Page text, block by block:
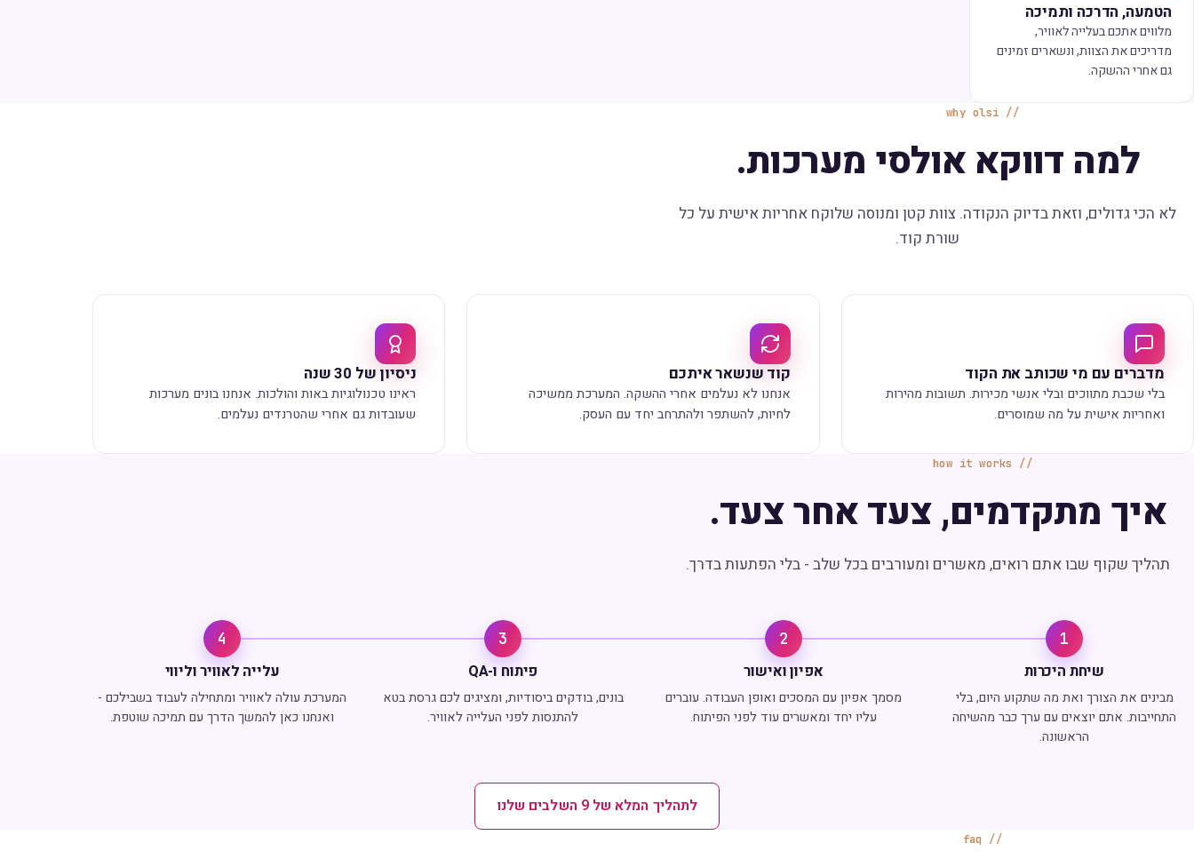
הטמעה, הדרכה ותמיכה
מלווים אתכם בעלייה לאוויר,
מדריכים את הצוות, ונשארים זמינים
גם אחרי ההשקה.
why olsi
למה דווקא אולסי מערכות.
לא הכי גדולים, וזאת בדיוק הנקודה. צוות קטן ומנוסה שלוקח אחריות אישית על כל
שורת קוד.
מדברים עם מי שכותב את הקוד
בלי שכבת מתווכים ובלי אנשי מכירות. תשובות מהירות
ואחריות אישית על מה שמוסרים.
קוד שנשאר איתכם
אנחנו לא נעלמים אחרי ההשקה. המערכת ממשיכה
לחיות, להשתפר ולהתרחב יחד עם העסק.
ניסיון של 30 שנה
ראינו טכנולוגיות באות והולכות. אנחנו בונים מערכות
שעובדות גם אחרי שהטרנדים נעלמים.
how it works
איך מתקדמים, צעד אחר צעד.
תהליך שקוף שבו אתם רואים, מאשרים ומעורבים בכל שלב - בלי הפתעות בדרך.
1
שיחת היכרות
מבינים את הצורך ואת מה שתקוע היום, בלי
התחייבות. אתם יוצאים עם ערך כבר מהשיחה
הראשונה.
2
אפיון ואישור
מסמך אפיון עם המסכים ואופן העבודה. עוברים
עליו יחד ומאשרים עוד לפני הפיתוח.
3
פיתוח ו-QA
בונים, בודקים ביסודיות, ומציגים לכם גרסת בטא
להתנסות לפני העלייה לאוויר.
4
עלייה לאוויר וליווי
המערכת עולה לאוויר ומתחילה לעבוד בשבילכם -
ואנחנו כאן להמשך הדרך עם תמיכה שוטפת.
לתהליך המלא של 9 השלבים שלנו
faq